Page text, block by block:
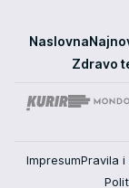
Sensa
Naslovna
Zdravo
ImpresumPravila i